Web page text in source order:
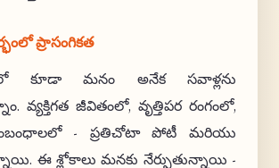
ప్రాసంగికత
కూడా మనం అనేక సవాళ్లను
వ్యక్తిగత జీవితంలో, వృత్తిపర రంగంలో,
- ప్రతిచోటా పోటీ మరియు
ఈ శ్లోకాలు మనకు నేర్పుతున్నాయి -